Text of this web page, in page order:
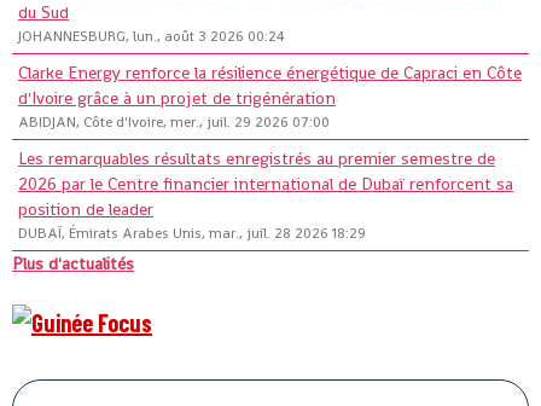
du Sud
JOHANNESBURG, lun., août 3 2026 00:24
Clarke Energy renforce la résilience énergétique de Capraci en Côte
d'Ivoire grâce à un projet de trigénération
ABIDJAN, Côte d'Ivoire, mer., juil. 29 2026 07:00
Les remarquables résultats enregistrés au premier semestre de
2026 par le Centre financier international de Dubaï renforcent sa
position de leader
DUBAÏ, Émirats Arabes Unis, mar., juil. 28 2026 18:29
Plus d'actualités